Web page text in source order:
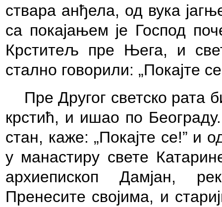
ствара анђела, од вука
са покајањем је Господ
Крститељ пре Њега, и
стално говорили: „Покајте
Пре Другог светско рата
крстић, и ишао по
стан, каже: „Покајте се!” и
у манастиру свете
архиепископ Дамјан,
Пренесите својима, и